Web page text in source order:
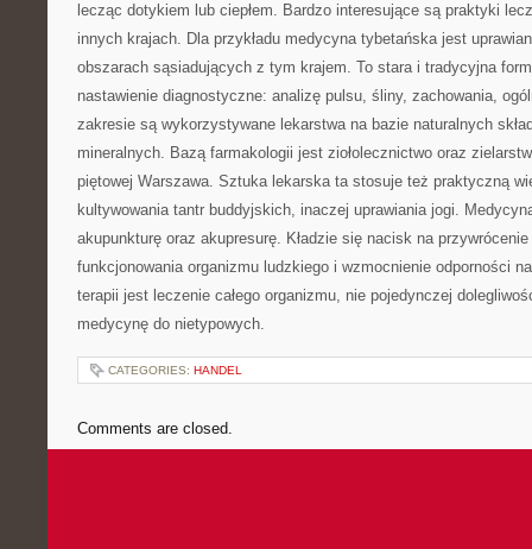
lecząc dotykiem lub ciepłem. Bardzo interesujące są praktyki
innych krajach. Dla przykładu medycyna tybetańska jest
obszarach sąsiadujących z tym krajem. To stara i tradycyjna
nastawienie diagnostyczne: analizę pulsu, śliny, zachowania,
zakresie są wykorzystywane lekarstwa na bazie naturalnych
mineralnych. Bazą farmakologii jest ziołolecznictwo oraz
piętowej Warszawa. Sztuka lekarska ta stosuje też praktyczną
kultywowania tantr buddyjskich, inaczej uprawiania jogi.
akupunkturę oraz akupresurę. Kładzie się nacisk na przywrócenie
funkcjonowania organizmu ludzkiego i wzmocnienie odporności
terapii jest leczenie całego organizmu, nie pojedynczej
medycynę do nietypowych.
CATEGORIES: HANDEL
Comments are closed.